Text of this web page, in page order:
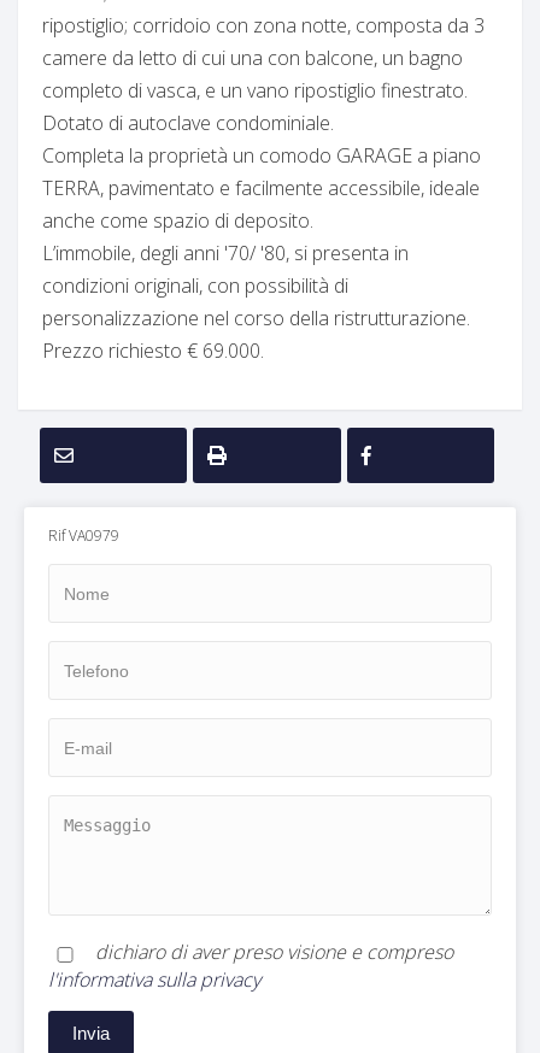
ripostiglio; corridoio con zona notte, composta da 3
camere da letto di cui una con balcone, un bagno
completo di vasca, e un vano ripostiglio finestrato.
Dotato di autoclave condominiale.
Completa la proprietà un comodo GARAGE a piano
TERRA, pavimentato e facilmente accessibile, ideale
anche come spazio di deposito.
L’immobile, degli anni '70/ '80, si presenta in
condizioni originali, con possibilità di
personalizzazione nel corso della ristrutturazione.
Prezzo richiesto € 69.000.
Rif VA0979
dichiaro di aver preso visione e compreso
l'informativa sulla privacy